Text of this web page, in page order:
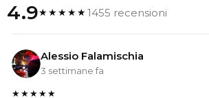
4.9★★★★★1455 recensioni
Alessio Falamischia
3 settimane fa
★★★★★